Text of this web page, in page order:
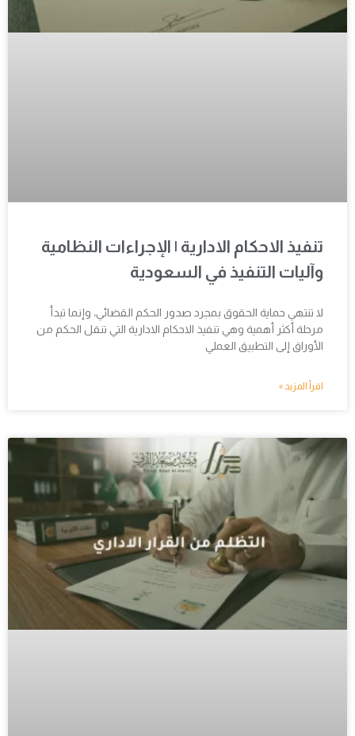
تنفيذ الاحكام الادارية | الإجراءات النظامية
وآليات التنفيذ في السعودية
لا تنتهي حماية الحقوق بمجرد صدور الحكم القضائي، وإنما تبدأ
مرحلة أكثر أهمية وهي تنفيذ الاحكام الادارية التي تنقل الحكم من
الأوراق إلى التطبيق العملي
اقرأ المزيد »